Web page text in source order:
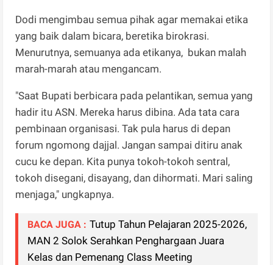
Dodi mengimbau semua pihak agar memakai etika
yang baik dalam bicara, beretika birokrasi.
Menurutnya, semuanya ada etikanya, bukan malah
marah-marah atau mengancam.
"Saat Bupati berbicara pada pelantikan, semua yang
hadir itu ASN. Mereka harus dibina. Ada tata cara
pembinaan organisasi. Tak pula harus di depan
forum ngomong dajjal. Jangan sampai ditiru anak
cucu ke depan. Kita punya tokoh-tokoh sentral,
tokoh disegani, disayang, dan dihormati. Mari saling
menjaga," ungkapnya.
BACA JUGA : Tutup Tahun Pelajaran 2025-2026,
MAN 2 Solok Serahkan Penghargaan Juara
Kelas dan Pemenang Class Meeting